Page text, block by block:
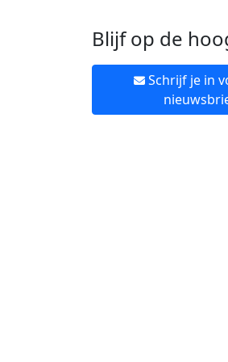
Blijf op de
Schrijf je in